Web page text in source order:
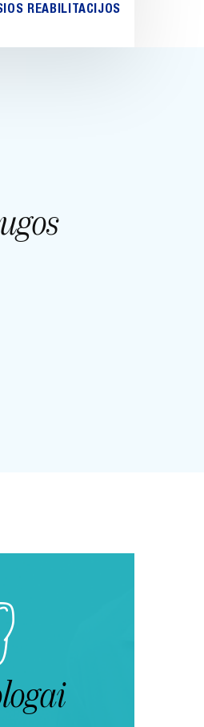
REABILITACIJOS